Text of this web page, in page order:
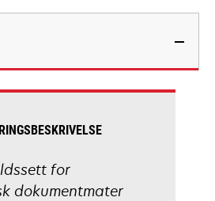
for
dokumentmater